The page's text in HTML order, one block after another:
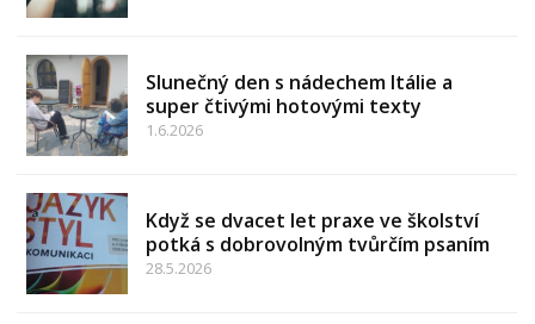
Slunečný den s nádechem Itálie a
super čtivými hotovými texty
1.6.2026
Když se dvacet let praxe ve školství
potká s dobrovolným tvůrčím psaním
28.5.2026